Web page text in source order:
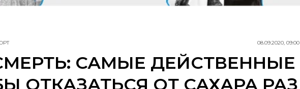
08.09.2020, 09:00
САМЫЕ ДЕЙСТВЕННЫЕ
ОТКАЗАТЬСЯ ОТ САХАРА РАЗ